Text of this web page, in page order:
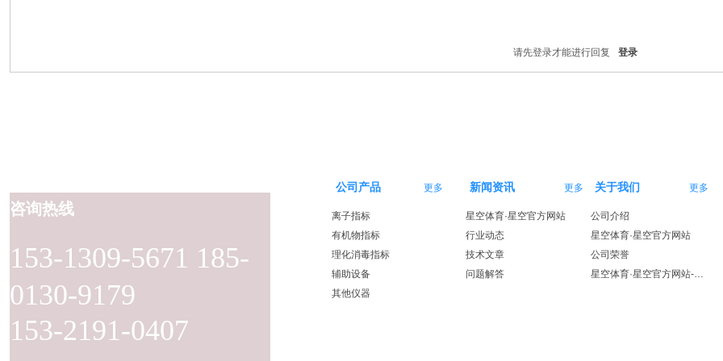
请先登录才能进行回复 登录
153-1309-5671 185-
0130-9179
153-2191-0407
咨询热线
新闻资讯 更多
星空体育·星空官方网站
行业动态
技术文章
问题解答
公司产品 更多
离子指标
有机物指标
理化消毒指标
辅助设备
其他仪器
关于我们 更多
公司介绍
星空体育·星空官方网站
公司荣誉
星空体育·星空官方网站-星空体育（中国）